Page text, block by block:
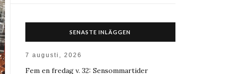
SENASTE INLÄGGEN
7 augusti, 2026
Fem en fredag v. 32: Sensommartider